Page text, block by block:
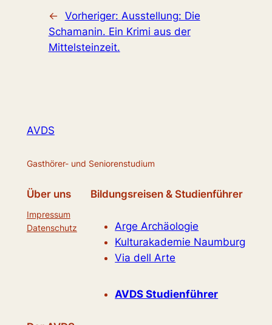
← Vorheriger: Ausstellung: Die
Schamanin. Ein Krimi aus der
Mittelsteinzeit.
AVDS
Gasthörer- und Seniorenstudium
Über uns
Impressum
Datenschutz
Bildungsreisen & Studienführer
Arge Archäologie
Kulturakademie Naumburg
Via dell Arte
AVDS Studienführer